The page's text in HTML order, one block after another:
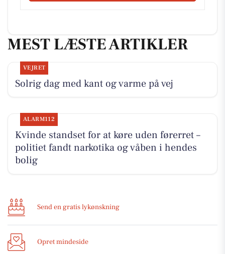
MEST LÆSTE ARTIKLER
VEJRET
Solrig dag med kant og varme på vej
ALARM112
Kvinde standset for at køre uden førerret –
politiet fandt narkotika og våben i hendes
bolig
Send en gratis lykønskning
Opret mindeside